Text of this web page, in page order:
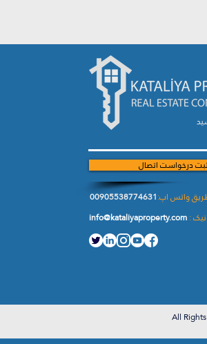
درخواست اتصال
واتس اپ:00905538774631
:
info@kataliyaproperty.com
All